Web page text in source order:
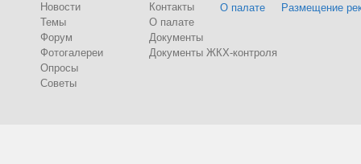
Новости
Темы
Форум
Фотогалереи
Опросы
Советы
Контакты
О палате
Документы
Документы ЖКХ-контроля
О палате Размещение